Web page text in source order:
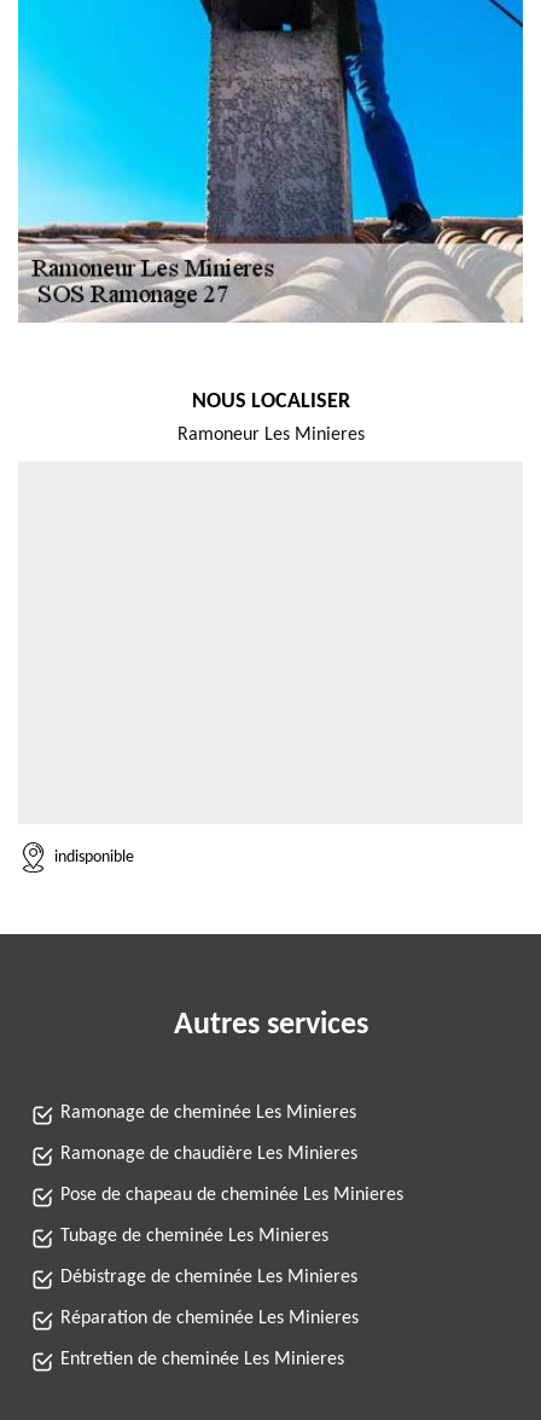
NOUS LOCALISER
Ramoneur Les Minieres
indisponible
Autres services
Ramonage de cheminée Les Minieres
Ramonage de chaudière Les Minieres
Pose de chapeau de cheminée Les Minieres
Tubage de cheminée Les Minieres
Débistrage de cheminée Les Minieres
Réparation de cheminée Les Minieres
Entretien de cheminée Les Minieres